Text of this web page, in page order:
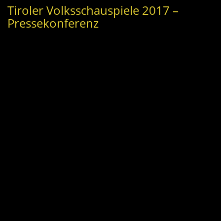
Tiroler Volksschauspiele 2017 –
Pressekonferenz